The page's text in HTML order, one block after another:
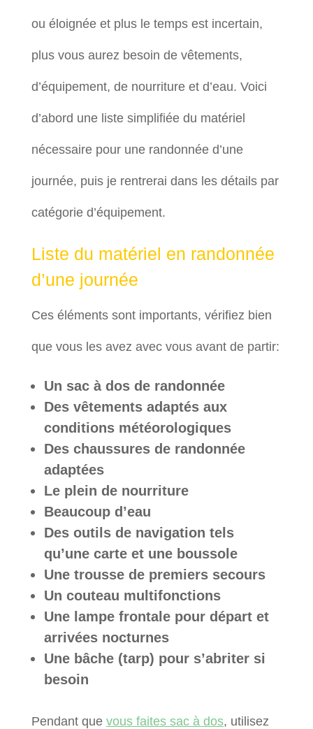
ou éloignée et plus le temps est incertain,
plus vous aurez besoin de vêtements,
d’équipement, de nourriture et d’eau. Voici
d’abord une liste simplifiée du matériel
nécessaire pour une randonnée d’une
journée, puis je rentrerai dans les détails par
catégorie d’équipement.
Liste du matériel en randonnée
d’une journée
Ces éléments sont importants, vérifiez bien
que vous les avez avec vous avant de partir:
Un sac à dos de randonnée
Des vêtements adaptés aux
conditions météorologiques
Des chaussures de randonnée
adaptées
Le plein de nourriture
Beaucoup d’eau
Des outils de navigation tels
qu’une carte et une boussole
Une trousse de premiers secours
Un couteau multifonctions
Une lampe frontale pour départ et
arrivées nocturnes
Une bâche (tarp) pour s’abriter si
besoin
Pendant que vous faites sac à dos, utilisez